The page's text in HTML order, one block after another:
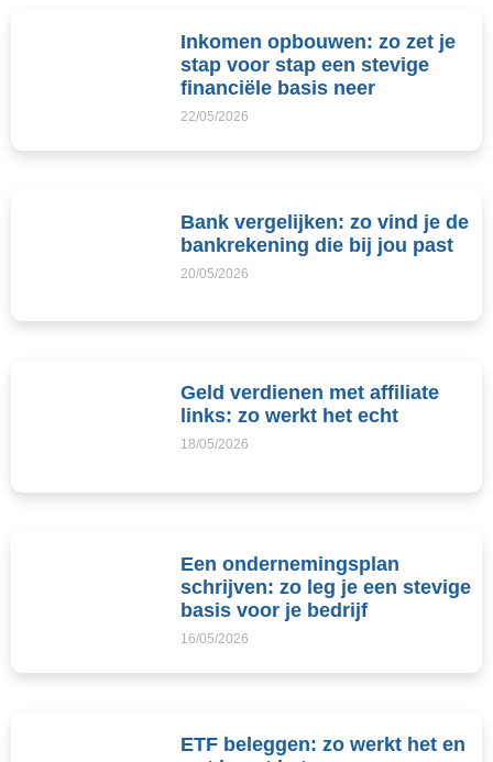
Inkomen opbouwen: zo zet je
stap voor stap een stevige
financiële basis neer
22/05/2026
Bank vergelijken: zo vind je de
bankrekening die bij jou past
20/05/2026
Geld verdienen met affiliate
links: zo werkt het echt
18/05/2026
Een ondernemingsplan
schrijven: zo leg je een stevige
basis voor je bedrijf
16/05/2026
ETF beleggen: zo werkt het en